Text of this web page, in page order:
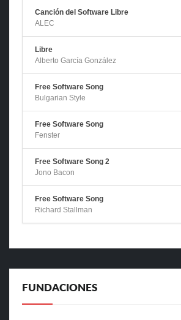
Canción del Software Libre
ALEC
Libre
Alberto García González
Free Software Song
Bulgarian Style
Free Software Song
Fenster
Free Software Song 2
Jono Bacon
Free Software Song
Richard Stallman
FUNDACIONES